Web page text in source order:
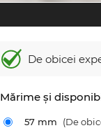
De obicei
Mărime şi
57 mm (De